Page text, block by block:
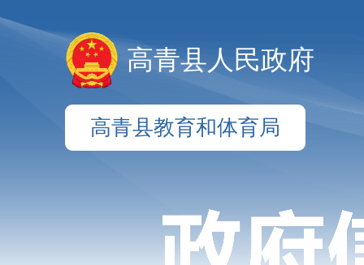
高青县人民政府
高青县教育和体育局